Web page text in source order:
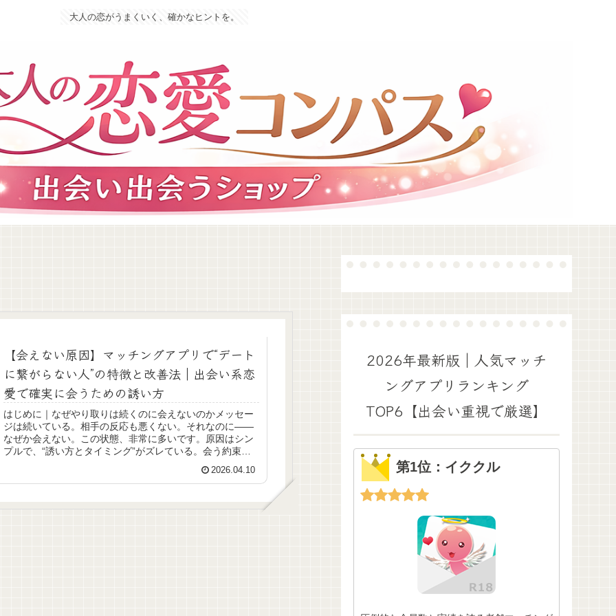
大人の恋がうまくいく、確かなヒントを。
【会えない原因】マッチングアプリで“デート
に繋がらない人”の特徴と改善法｜出会い系恋
愛で確実に会うための誘い方
はじめに｜なぜやり取りは続くのに会えないのかメッセー
ジは続いている。相手の反応も悪くない。それなのに――
なぜか会えない。この状態、非常に多いです。原因はシン
プルで、“誘い方とタイミング”がズレている。会う約束が
2026.04.10
2026年最新版｜人気マッチ
ングアプリランキング
TOP6【出会い重視で厳選】
第1位：イククル